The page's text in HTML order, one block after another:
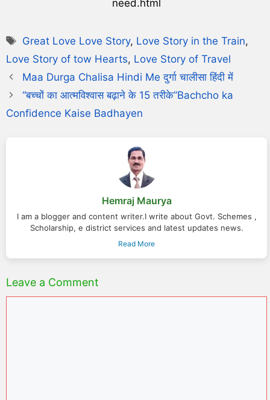
need.html
Great Love Love Story, Love Story in the Train,
Love Story of tow Hearts, Love Story of Travel
Maa Durga Chalisa Hindi Me दुर्गा चालीसा हिंदी में
“बच्चों का आत्मविश्वास बढ़ाने के 15 तरीके”Bachcho ka
Confidence Kaise Badhayen
Hemraj Maurya
I am a blogger and content writer.I write about Govt. Schemes ,
Scholarship, e district services and latest updates news.
Read More
Leave a Comment